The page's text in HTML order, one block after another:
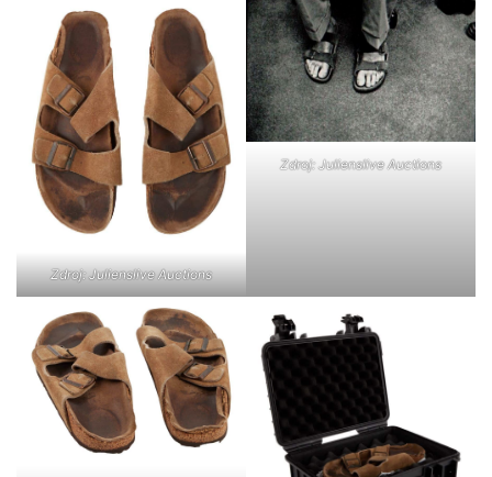
Zdroj: Julienslive Auctions
Zdroj: Julienslive Auctions